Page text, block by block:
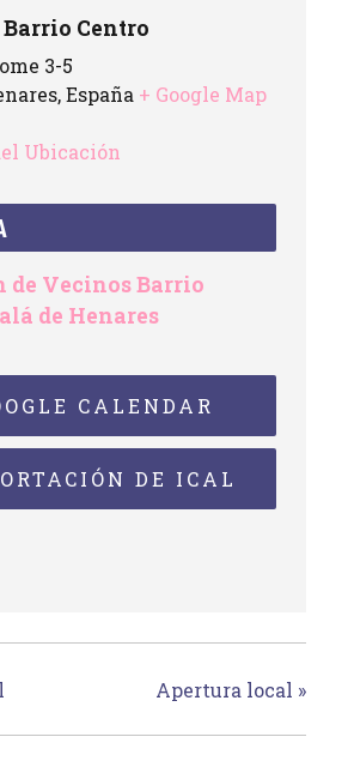
Centro
3-5
,España + Google Map
Ubicación
de Vecinos Barrio
de Henares
CALENDAR
DE ICAL
Apertura local »